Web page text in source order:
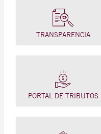
TRANSPARENCIA
PORTAL DE TRIBUTOS